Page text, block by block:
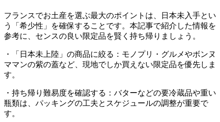
フランスでお土産を選ぶ最大のポイントは、日本未入手とい
う「希少性」を確保することです。本記事で紹介した情報を
参考に、センスの良い限定品を賢く持ち帰りましょう。
・「日本未上陸」の商品に絞る：モノプリ・グルメやボンヌ
ママンの紫の蓋など、現地でしか買えない限定品を優先しま
す。
・持ち帰り難易度を確認する：バターなどの要冷蔵品や重い
瓶類は、パッキングの工夫とスケジュールの調整が重要で
す。